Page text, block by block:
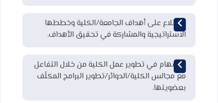
الاطلاع على أهداف الجامعة/الكلية وخططها
الاستراتيجية والمشاركة في تحقيق الأهداف.
الاسهام في تطوير عمل الكلية من خلال التفاعل
مع مجالس الكلية/الدوائر/تطوير البرامج المكلّف
بعضويتها.